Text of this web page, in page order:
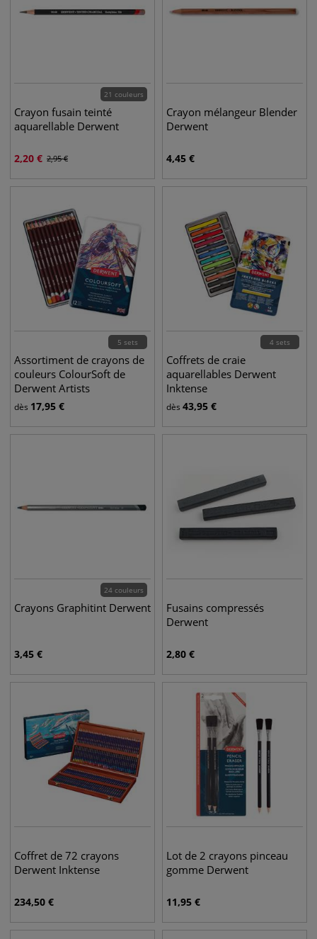
21 couleurs
Crayon fusain teinté
aquarellable Derwent
2,20 € 2,95€
Crayon mélangeur Blender
Derwent
4,45 €
5 sets
Assortiment de crayons de
couleurs ColourSoft de
Derwent Artists
dès 17,95 €
4 sets
Coffrets de craie
aquarellables Derwent
Inktense
dès 43,95 €
24 couleurs
Crayons Graphitint Derwent
3,45 €
Fusains compressés
Derwent
2,80 €
Coffret de 72 crayons
Derwent Inktense
234,50 €
Lot de 2 crayons pinceau
gomme Derwent
11,95 €